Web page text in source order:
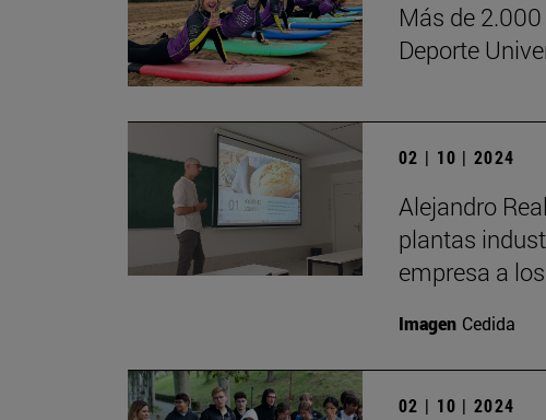
Más de
Deporte
02 | 10 | 2024
Alejandro
plantas
empresa a
Imagen Cedida
02 | 10 | 2024